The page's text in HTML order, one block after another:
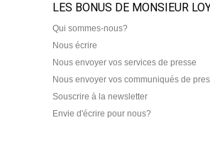
LES BONUS DE MONSIEUR
Qui sommes-nous?
Nous écrire
Nous envoyer vos services de presse
Nous envoyer vos communiqués de
Souscrire à la newsletter
Envie d'écrire pour nous?